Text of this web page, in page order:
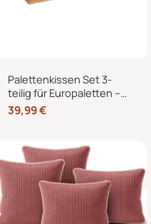
Palettenkissen Set 3-
teilig für Europaletten –
Sitzkissen 120×80 cm + 2
Rückenkissen 40×60 cm
39,99€